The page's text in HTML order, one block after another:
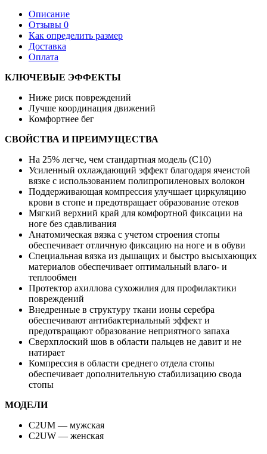
Описание
Отзывы 0
Как определить размер
Доставка
Оплата
КЛЮЧЕВЫЕ ЭФФЕКТЫ
Ниже риск повреждений
Лучше координация движений
Комфортнее бег
СВОЙСТВА И ПРЕИМУЩЕСТВА
На 25% легче, чем стандартная модель (C10)
Усиленный охлаждающий эффект благодаря ячеистой
вязке с использованием полипропиленовых волокон
Поддерживающая компрессия улучшает циркуляцию
крови в стопе и предотвращает образование отеков
Мягкий верхний край для комфортной фиксации на
ноге без сдавливания
Анатомическая вязка с учетом строения стопы
обеспечивает отличную фиксацию на ноге и в обуви
Специальная вязка из дышащих и быстро высыхающих
материалов обеспечивает оптимальный влаго- и
теплообмен
Протектор ахиллова сухожилия для профилактики
повреждений
Внедренные в структуру ткани ионы серебра
обеспечивают антибактериальный эффект и
предотвращают образование неприятного запаха
Сверхплоский шов в области пальцев не давит и не
натирает
Компрессия в области среднего отдела стопы
обеспечивает дополнительную стабилизацию свода
стопы
МОДЕЛИ
C2UM — мужская
C2UW — женская